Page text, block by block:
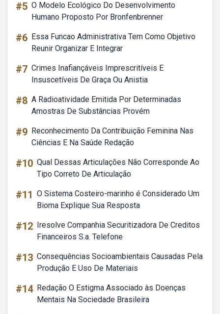
#5 O Modelo Ecológico Do Desenvolvimento
Humano Proposto Por Bronfenbrenner
#6 Essa Funcao Administrativa Tem Como Objetivo
Reunir Organizar E Integrar
#7 Crimes Inafiançáveis Imprescritíveis E
Insuscetíveis De Graça Ou Anistia
#8 A Radioatividade Emitida Por Determinadas
Amostras De Substâncias Provém
#9 Reconhecimento Da Contribuição Feminina Nas
Ciências E Na Saúde Redação
#10 Qual Dessas Articulações Não Corresponde Ao
Tipo Correto De Articulação
#11 O Sistema Costeiro-marinho é Considerado Um
Bioma Explique Sua Resposta
#12 Iresolve Companhia Securitizadora De Creditos
Financeiros S.a. Telefone
#13 Consequências Socioambientais Causadas Pela
Produção E Uso De Materiais
#14 Redação O Estigma Associado às Doenças
Mentais Na Sociedade Brasileira